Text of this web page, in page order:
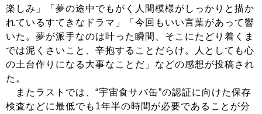
楽しみ」「夢の途中でもがく人間模様がしっかりと描か
れているすてきなドラマ」「今回もいい言葉があって響
いた。夢が派手なのは叶った瞬間、そこにたどり着くま
では泥くさいこと、辛抱することだらけ。人としても心
の土台作りになる大事なことだ」などの感想が投稿され
た。
またラストでは、“宇宙食サバ缶”の認証に向けた保存
検査などに最低でも1年半の時間が必要であることが分